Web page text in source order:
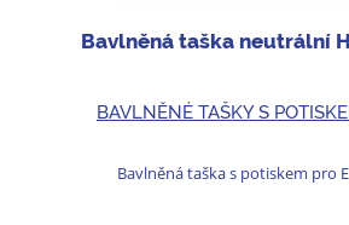
Bavlněná taška neutrální
BAVLNĚNÉ TAŠKY S
Bavlněná taška s potiskem pro